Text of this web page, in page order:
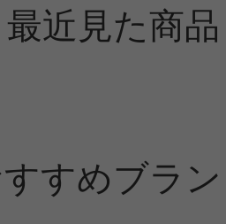
最近見た商品
すめブラ